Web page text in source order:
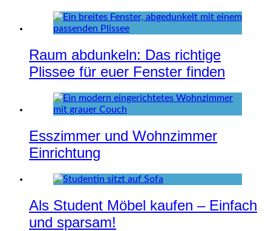
Raum abdunkeln: Das richtige
Plissee für euer Fenster finden
Esszimmer und Wohnzimmer
Einrichtung
Als Student Möbel kaufen – Einfach
und sparsam!